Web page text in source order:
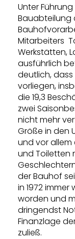
Unter
Bauabteilung
Mitarbeiters
Werkstätten,
ausführlich
deutlich,
vorliegen,
die 19,3
zwei
nicht mehr
Größe in den
und vor allem
und Toiletten
der Bauhof
in 1972
worden und
dringendst
Finanzlage
zuließ.